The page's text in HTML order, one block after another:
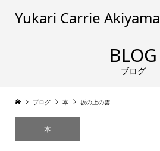
Yukari Carrie Akiyama
BLOG
ブログ
ブログ 本 坂の上の雲
本